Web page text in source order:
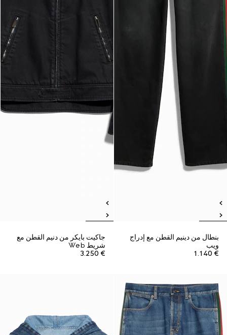
بنطال من دينيم القطن مع إدراج
ويب
€ 1.140
جاكيت بايكر من دنيم القطن مع
شريط Web
€ 3.250